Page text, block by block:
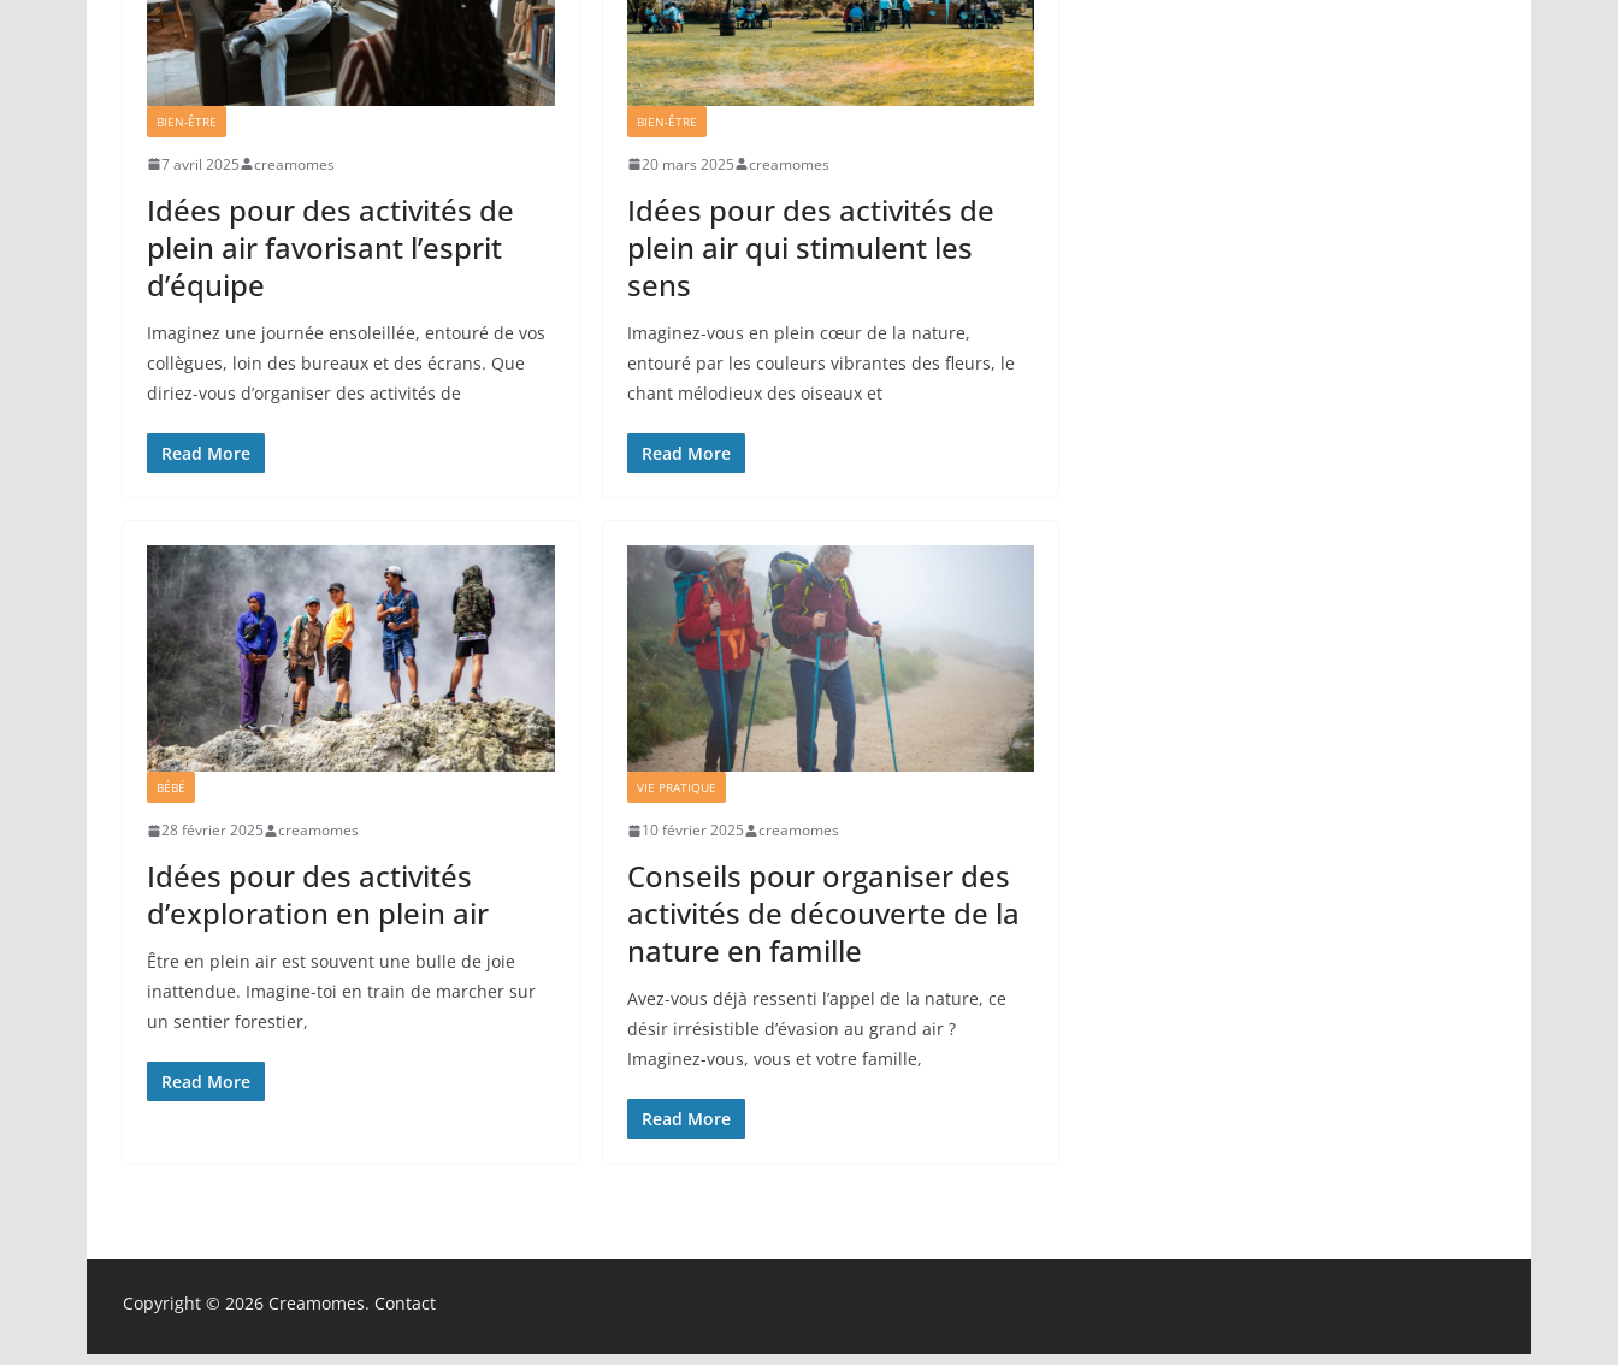
BIEN-ÊTRE
7 avril 2025 creamomes
Idées pour des activités de
plein air favorisant l’esprit
d’équipe
Imaginez une journée ensoleillée, entouré de vos
collègues, loin des bureaux et des écrans. Que
diriez-vous d’organiser des activités de
Read More
BIEN-ÊTRE
20 mars 2025 creamomes
Idées pour des activités de
plein air qui stimulent les
sens
Imaginez-vous en plein cœur de la nature,
entouré par les couleurs vibrantes des fleurs, le
chant mélodieux des oiseaux et
Read More
BÉBÉ
28 février 2025 creamomes
Idées pour des activités
d’exploration en plein air
Être en plein air est souvent une bulle de joie
inattendue. Imagine-toi en train de marcher sur
un sentier forestier,
Read More
VIE PRATIQUE
10 février 2025 creamomes
Conseils pour organiser des
activités de découverte de la
nature en famille
Avez-vous déjà ressenti l’appel de la nature, ce
désir irrésistible d’évasion au grand air ?
Imaginez-vous, vous et votre famille,
Read More
Copyright © 2026 Creamomes. Contact